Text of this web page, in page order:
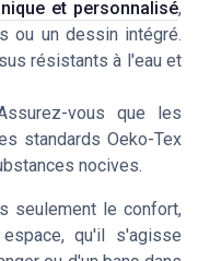
et personnalisé,
ou un dessin intégré.
résistants à l'eau et
vous que les
standards Oeko-Tex
nocives.
seulement le confort,
qu'il s'agisse